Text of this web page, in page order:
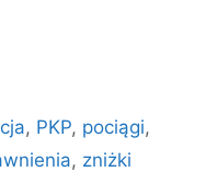
, PKP, pociągi,
, zniżki